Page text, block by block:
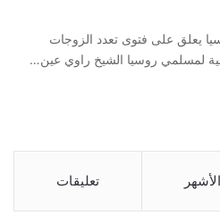
يعلق على فتوى تعدد الزوجات
لمسلمي روسيا الشيخ راوي عين…
الأشهر تعليقات